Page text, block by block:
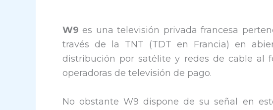
W9 es una televisión privada francesa
través de la TNT (TDT en Francia) en
distribución por satélite y redes de cable al
operadoras de televisión de pago.
No obstante W9 dispone de su señal en